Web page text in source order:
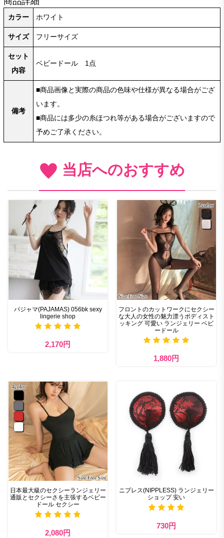
カラー ホワイト
サイズ フリーサイズ
セット
内容
ベビードール 1点
備考
■商品画像と実際の商品の色味や仕様が異なる場合がござ
います。
■商品には多少の糸ほつれ等がある場合がございますので
予めご了承ください。
当店へのおすすめ
パジャマ(PAJAMAS) 056bk sexy
lingerie shop
2,170円
フロントのカットワークにセクシー
な大人の女性の魅力漂うボディスト
ッキング 可愛い ランジェリー ベビ
ードール
1,880円
日本最大級のセクシーランジェリー
通販とセクシーさを主張するベビー
ドール セクシー
2,080円
ニプレス(NIPPLESS) ランジェリー
ショップ 安い
730円